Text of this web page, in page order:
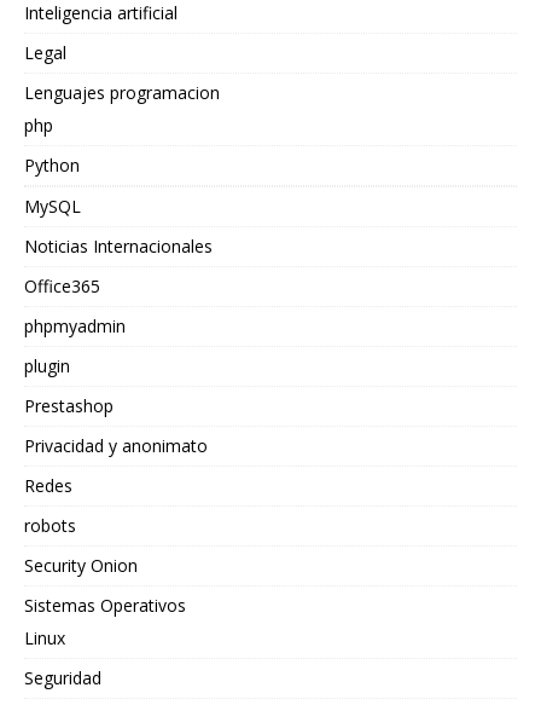
Inteligencia artificial
Legal
Lenguajes programacion
php
Python
MySQL
Noticias Internacionales
Office365
phpmyadmin
plugin
Prestashop
Privacidad y anonimato
Redes
robots
Security Onion
Sistemas Operativos
Linux
Seguridad